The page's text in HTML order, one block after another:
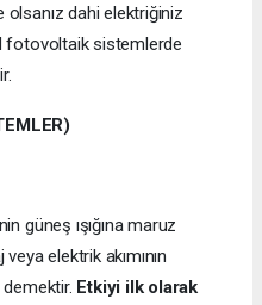
dahi elektriğiniz
fotovoltaik sistemlerde
güneş ışığına maruz
elektrik akımının
Etkiyi ilk olarak